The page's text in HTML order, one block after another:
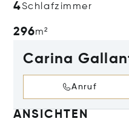
4Schlafzimmer
296m²
Carina
Anruf
ANSICHTEN